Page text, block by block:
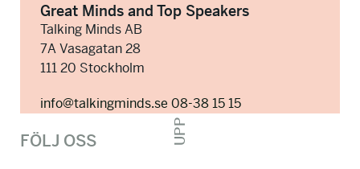
Great Minds and Top Speakers
Talking Minds AB
7A Vasagatan 28
111 20 Stockholm
info@talkingminds.se 08-38 15 15
UPP
FÖLJ OSS